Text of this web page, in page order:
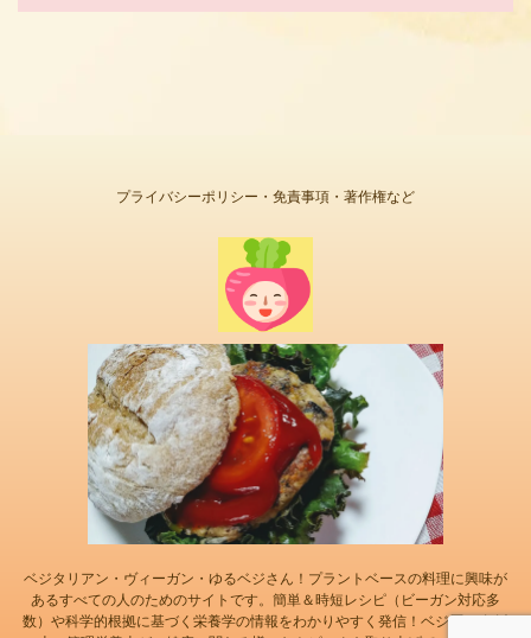
プライバシーポリシー・免責事項・著作権など
ベジタリアン・ヴィーガン・ゆるベジさん！プラントベースの料理に興味が
あるすべての人のためのサイトです。簡単＆時短レシピ（ビーガン対応多
数）や科学的根拠に基づく栄養学の情報をわかりやすく発信！ベジ歴20年以